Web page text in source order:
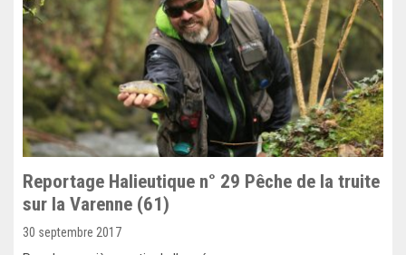
Reportage Halieutique n° 29 Pêche de la truite
sur la Varenne (61)
30 septembre 2017